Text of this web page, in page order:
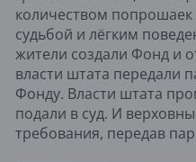
количеством
судьбой и лёгким
жители создали Фонд и
власти штата передали
Фонду. Власти штата
подали в суд. И
требования, передав